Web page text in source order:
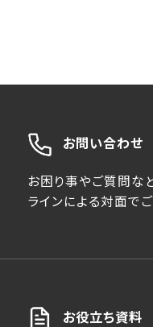
お問い合わせ
お困り事やご質問な
ラインによる対面で
お役立ち資料